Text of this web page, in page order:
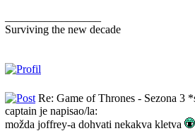
Surviving the new decade
Re: Game of Thrones - Sezona 3
captain je napisao/la:
možda joffrey-a dohvati nekakva kletva